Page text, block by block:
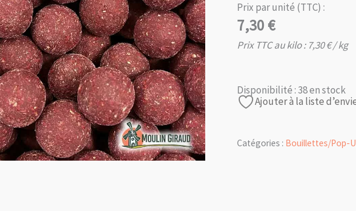
Prix par unité (TTC) :
7,30€
Prix TTC au kilo : 7,30€/ kg
Disponibilité :38 en stock
Ajouter à la liste
Catégories : Bouillettes/Pop-